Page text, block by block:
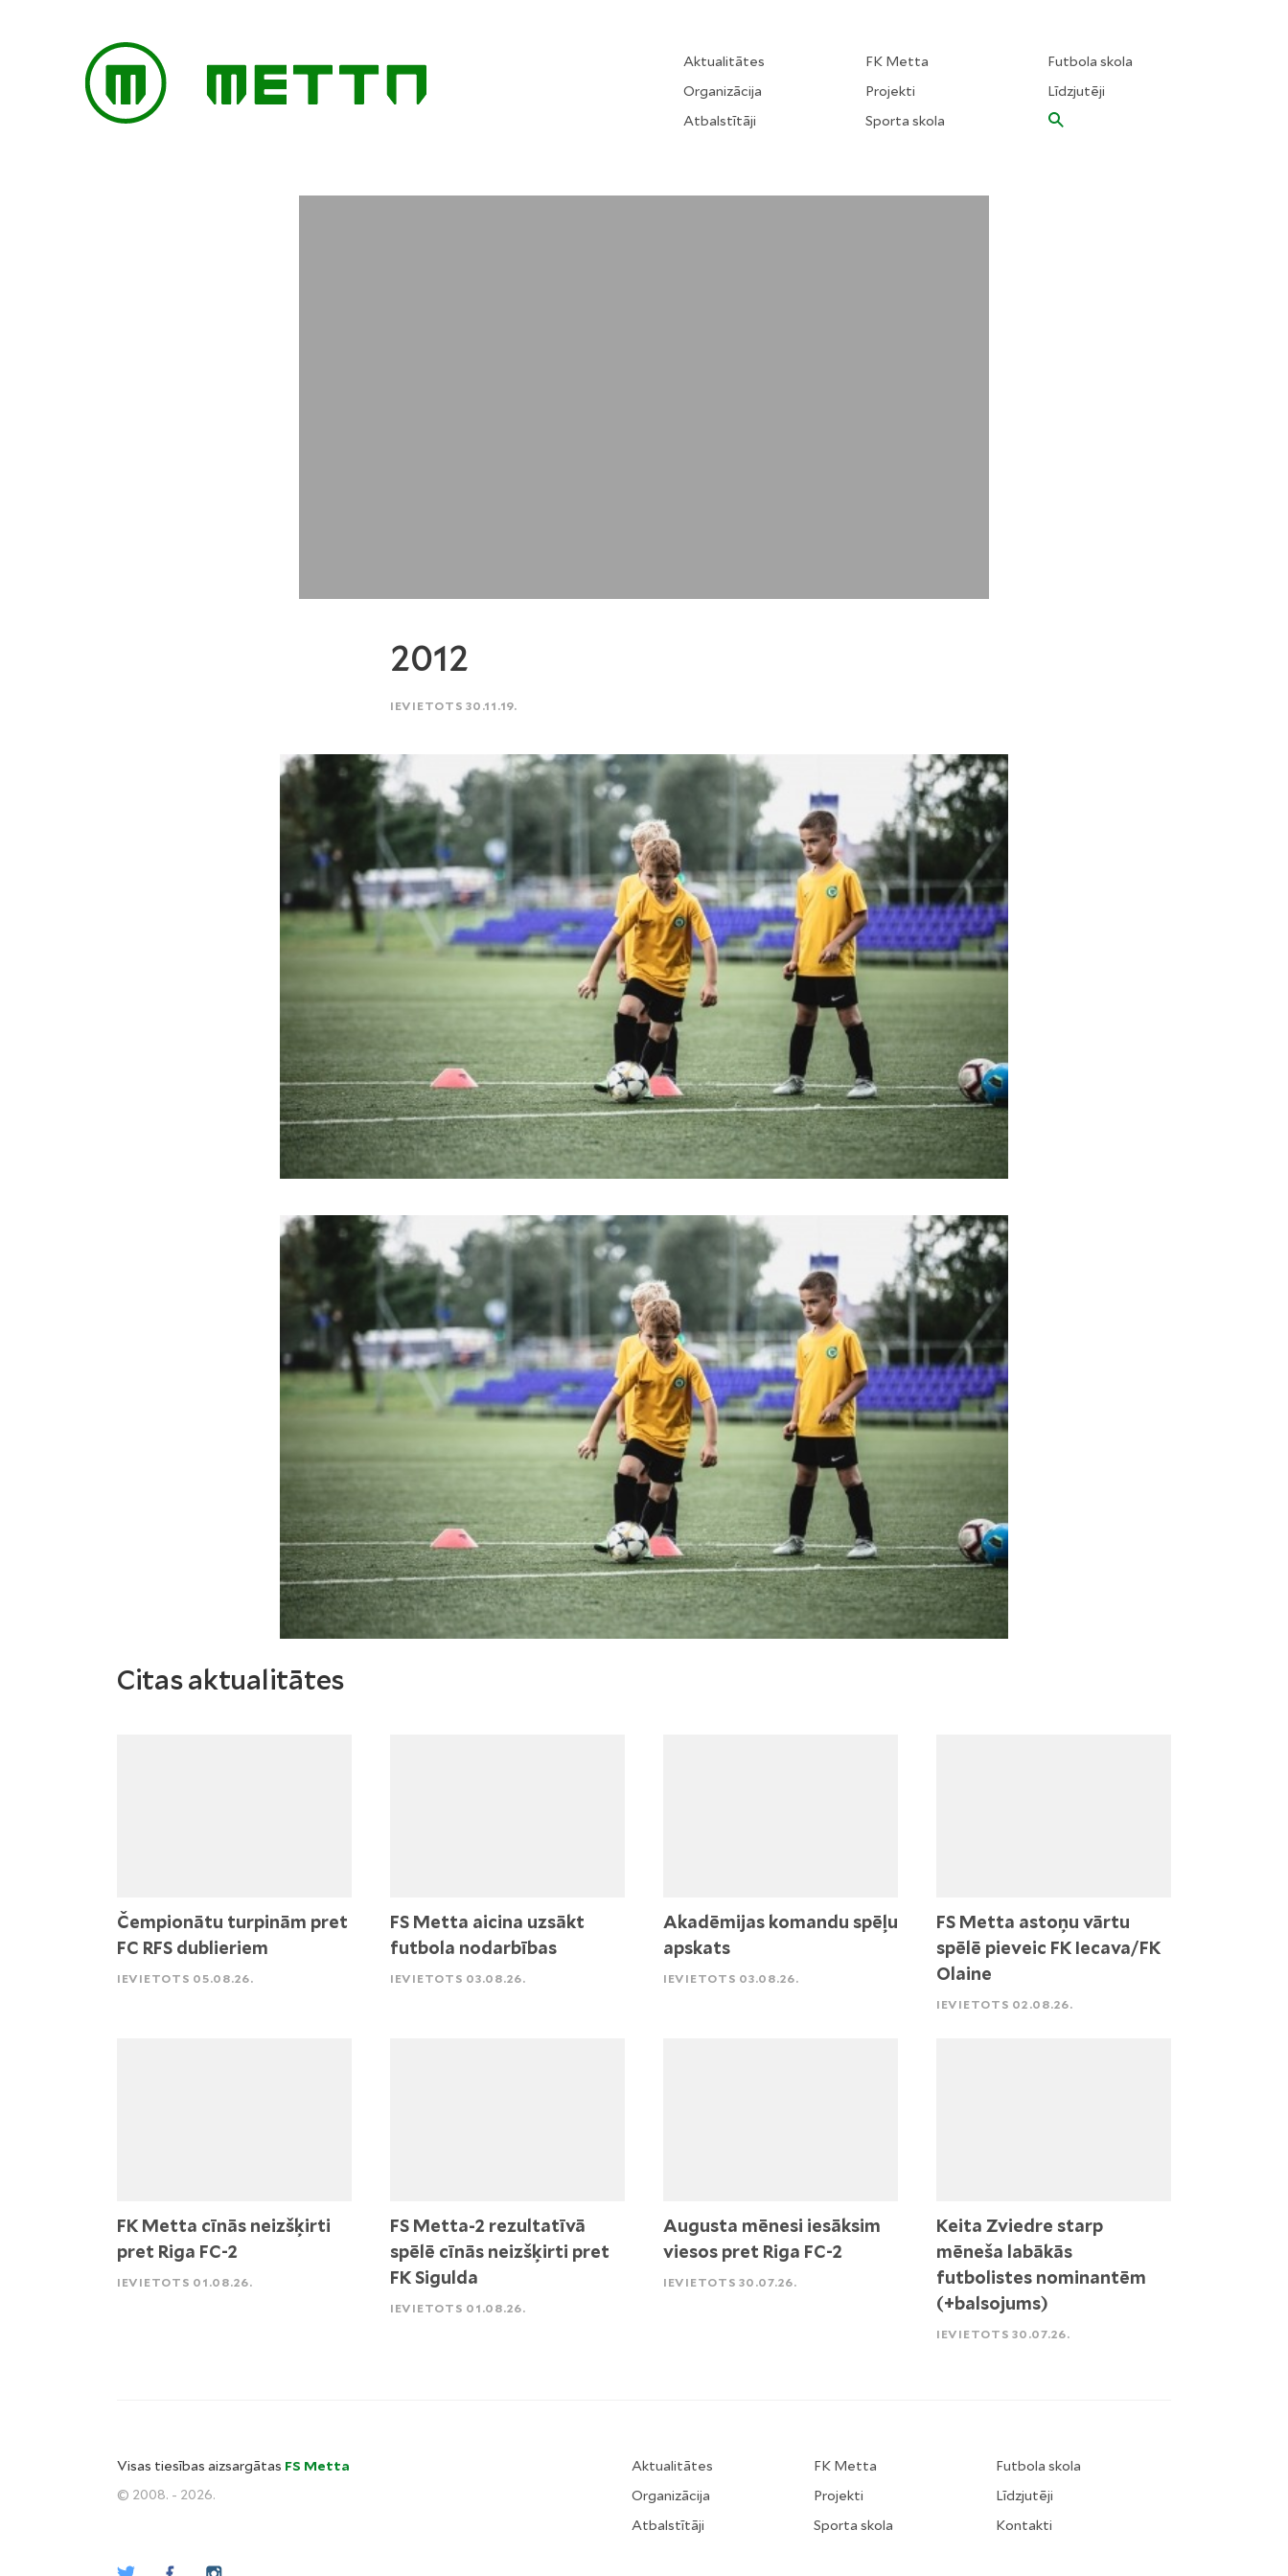
Aktualitātes
Organizācija
Atbalstītāji
FK Metta
Projekti
Sporta skola
Futbola skola
Līdzjutēji
2012
IEVIETOTS 30.11.19.
Citas aktualitātes
Čempionātu turpinām pret
FC RFS dublieriem
IEVIETOTS 05.08.26.
FS Metta aicina uzsākt
futbola nodarbības
IEVIETOTS 03.08.26.
Akadēmijas komandu spēļu
apskats
IEVIETOTS 03.08.26.
FS Metta astoņu vārtu
spēlē pieveic FK Iecava/FK
Olaine
IEVIETOTS 02.08.26.
FK Metta cīnās neizšķirti
pret Riga FC-2
IEVIETOTS 01.08.26.
FS Metta-2 rezultatīvā
spēlē cīnās neizšķirti pret
FK Sigulda
IEVIETOTS 01.08.26.
Augusta mēnesi iesāksim
viesos pret Riga FC-2
IEVIETOTS 30.07.26.
Keita Zviedre starp
mēneša labākās
futbolistes nominantēm
(+balsojums)
IEVIETOTS 30.07.26.
Visas tiesības aizsargātas FS Metta
© 2008. - 2026.
Aktualitātes
Organizācija
Atbalstītāji
FK Metta
Projekti
Sporta skola
Futbola skola
Līdzjutēji
Kontakti